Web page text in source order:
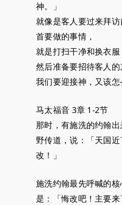
神。」
就像是客人要过来拜访
首要做的事情，
就是打扫干净和换衣服
然后准备要招待客人的
我们要迎接神，又该怎
马太福音 3章 1-2节
那时，有施洗的约翰
野传道，说：「天国
改！」
施洗约翰最先呼喊的
是：「悔改吧！主要